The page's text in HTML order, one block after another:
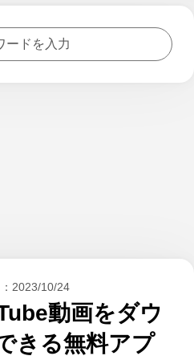
2023/10/24
動画をダウ
きる無料アプ